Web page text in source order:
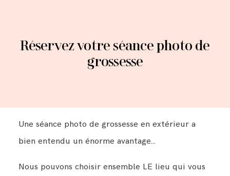
Réservez votre séance photo de
grossesse
Une séance photo de grossesse en extérieur a
bien entendu un énorme avantage...
Nous pouvons choisir ensemble LE lieu qui vous